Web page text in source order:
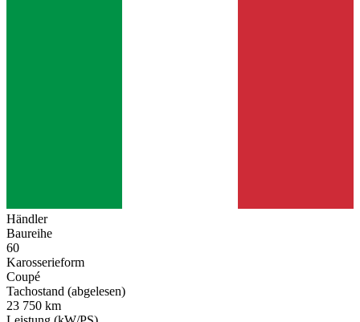
Händler
Baureihe
60
Karosserieform
Coupé
Tachostand (abgelesen)
23 750 km